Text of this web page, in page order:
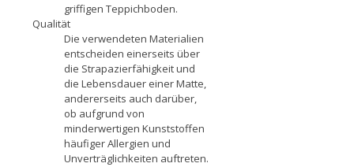
griffigen Teppichboden.
Qualität
Die verwendeten Materialien
entscheiden einerseits über
die Strapazierfähigkeit und
die Lebensdauer einer Matte,
andererseits auch darüber,
ob aufgrund von
minderwertigen Kunststoffen
häufiger Allergien und
Unverträglichkeiten auftreten.